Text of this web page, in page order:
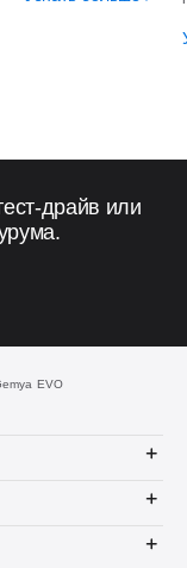
драйв или
EVO